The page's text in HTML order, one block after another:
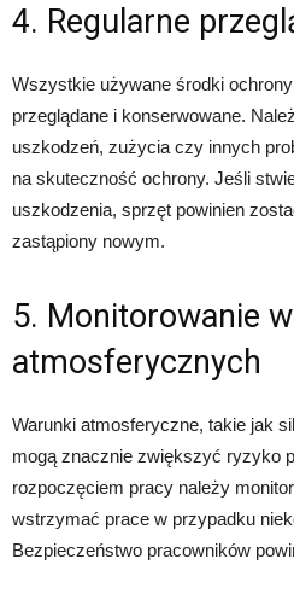
4. Regularne
Wszystkie używane środki
przeglądane i konserwowane.
uszkodzeń, zużycia czy innych
na skuteczność ochrony. Jeśli
uszkodzenia, sprzęt powinien
zastąpiony nowym.
5. Monitorowanie
atmosferycznych
Warunki atmosferyczne, takie jak
mogą znacznie zwiększyć ryzyko
rozpoczęciem pracy należy
wstrzymać prace w przypadku
Bezpieczeństwo pracowników